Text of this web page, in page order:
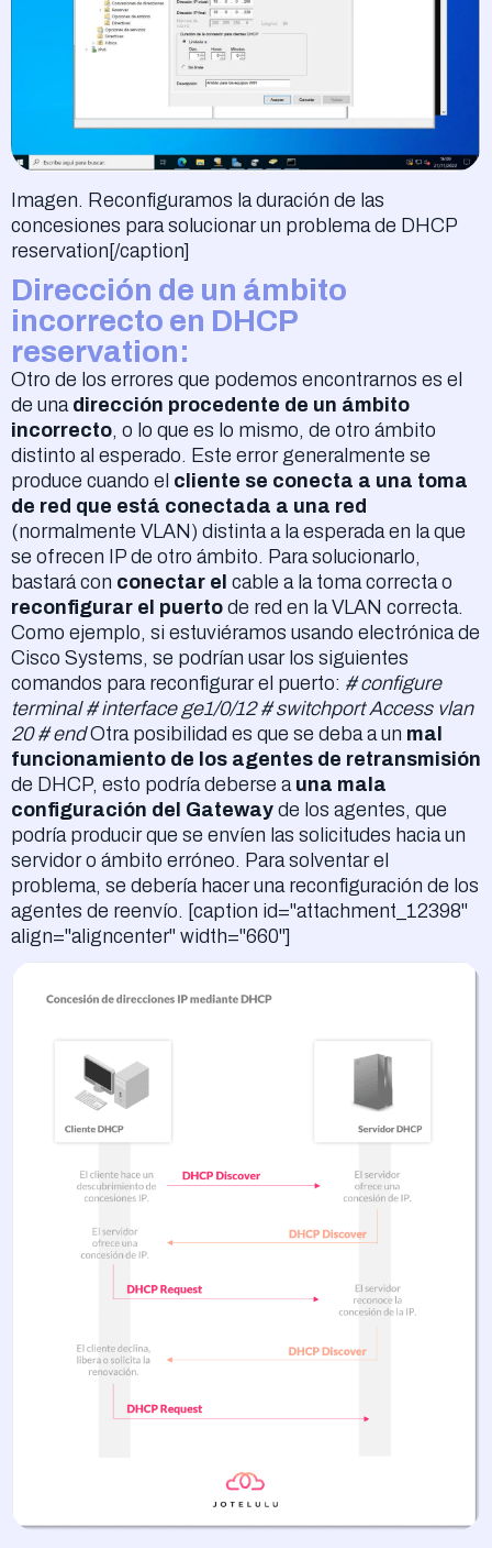
Imagen. Reconfiguramos la duración de las
concesiones para solucionar un problema de DHCP
reservation[/caption]
Dirección de un ámbito
incorrecto en DHCP
reservation:
Otro de los errores que podemos encontrarnos es el
de una dirección procedente de un ámbito
incorrecto, o lo que es lo mismo, de otro ámbito
distinto al esperado. Este error generalmente se
produce cuando el cliente se conecta a una toma
de red que está conectada a una red
(normalmente VLAN) distinta a la esperada en la que
se ofrecen IP de otro ámbito. Para solucionarlo,
bastará con conectar el cable a la toma correcta o
reconfigurar el puerto de red en la VLAN correcta.
Como ejemplo, si estuviéramos usando electrónica de
Cisco Systems, se podrían usar los siguientes
comandos para reconfigurar el puerto: # configure
terminal # interface ge1/0/12 # switchport Access vlan
20 # endOtra posibilidad es que se deba a un mal
funcionamiento de los agentes de retransmisión
de DHCP, esto podría deberse a una mala
configuración del Gateway de los agentes, que
podría producir que se envíen las solicitudes hacia un
servidor o ámbito erróneo. Para solventar el
problema, se debería hacer una reconfiguración de los
agentes de reenvío. [caption id="attachment_12398"
align="aligncenter" width="660"]